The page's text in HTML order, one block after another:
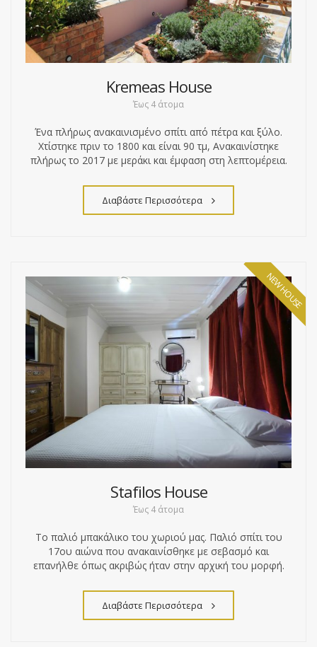
Kremeas House
Έως 4 άτομα
Ένα πλήρως ανακαινισμένο σπίτι από πέτρα και ξύλο.
Χτίστηκε πριν το 1800 και είναι 90 τμ, Ανακαινίστηκε
πλήρως το 2017 με μεράκι και έμφαση στη λεπτομέρεια.
Διαβάστε Περισσότερα
NEW HOUSE
Stafilos House
Έως 4 άτομα
Το παλιό μπακάλικο του χωριού μας. Παλιό σπίτι του
17ου αιώνα που ανακαινίσθηκε με σεβασμό και
επανήλθε όπως ακριβώς ήταν στην αρχική του μορφή.
Διαβάστε Περισσότερα